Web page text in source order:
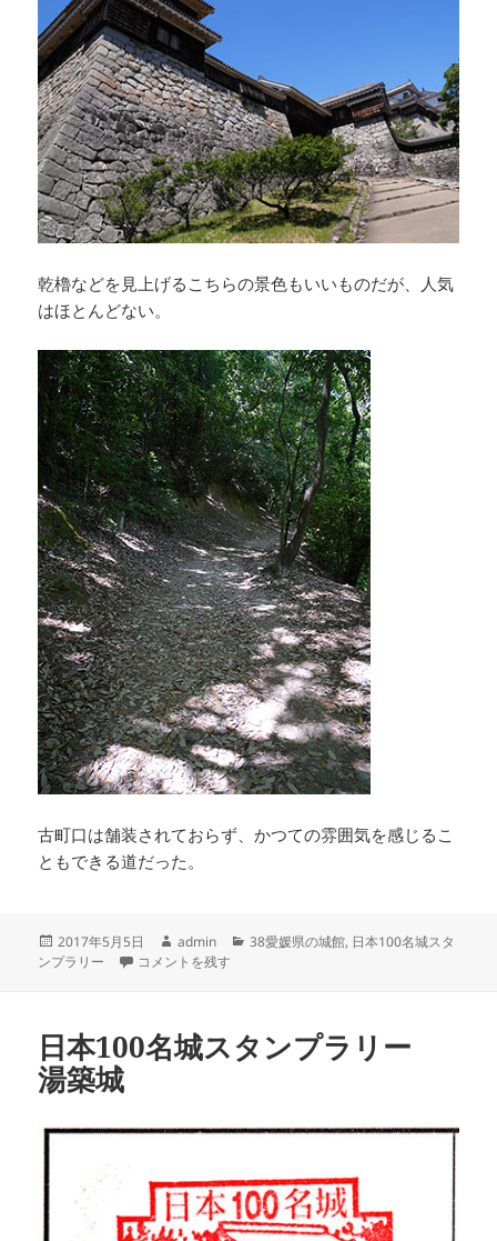
乾櫓などを見上げるこちらの景色もいいものだが、人気
はほとんどない。
古町口は舗装されておらず、かつての雰囲気を感じるこ
ともできる道だった。
投
稿
2017年5月5日
作
成
admin
カ
38愛媛県の城館, 日本100名城スタ
ンプラリー
日本100名城スタンプラリー 松山城 に
コメントを残す
日本100名城スタンプラリー
湯築城